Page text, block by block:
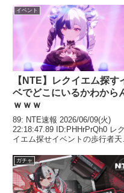
イベント
【NTE】レクイエム探す
ベでどこにいるかわから
ｗｗｗ
89: NTE速報 2026/06/09(火)
22:18:47.89 ID:PHHrPrQh0 レク
イエム探せイベントの歩行者天
報 2026/06/09(火) 22:20:03.09
ID:aUOO...
ガチャ